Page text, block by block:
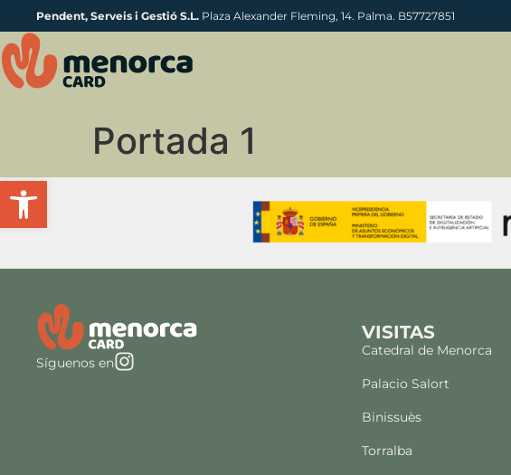
Abrir barra de herramientas
Pendent, Serveis i Gestió S.L. Plaza Alexander Fleming, 14. Palma. B57727851
Portada 1
Síguenos en
VISITAS
Catedral de Menorca
Palacio Salort
Binissuès
Torralba